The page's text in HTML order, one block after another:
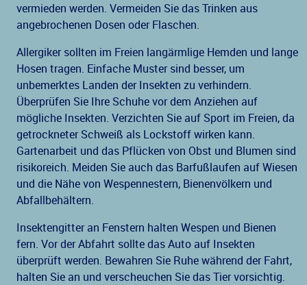
vermieden werden. Vermeiden Sie das Trinken aus
angebrochenen Dosen oder Flaschen.
Allergiker sollten im Freien langärmlige Hemden und lange
Hosen tragen. Einfache Muster sind besser, um
unbemerktes Landen der Insekten zu verhindern.
Überprüfen Sie Ihre Schuhe vor dem Anziehen auf
mögliche Insekten. Verzichten Sie auf Sport im Freien, da
getrockneter Schweiß als Lockstoff wirken kann.
Gartenarbeit und das Pflücken von Obst und Blumen sind
risikoreich. Meiden Sie auch das Barfußlaufen auf Wiesen
und die Nähe von Wespennestern, Bienenvölkern und
Abfallbehältern.
Insektengitter an Fenstern halten Wespen und Bienen
fern. Vor der Abfahrt sollte das Auto auf Insekten
überprüft werden. Bewahren Sie Ruhe während der Fahrt,
halten Sie an und verscheuchen Sie das Tier vorsichtig.